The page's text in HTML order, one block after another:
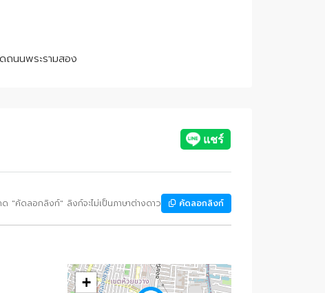
นนพระรามสอง
"คัดลอกลิงก์" ลิงก์จะไม่เป็นภาษาต่างดาว คัดลอกลิงก์
+